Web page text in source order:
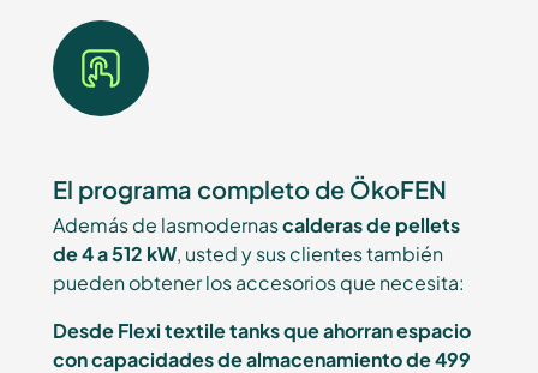
El programa completo de ÖkoFEN
Además de lasmodernascalderas de pellets
de 4 a 512 kW, usted y sus clientes también
pueden obtener los accesorios que necesita:
Desde Flexi textile tanks que ahorran espacio
con capacidades de almacenamiento de 499